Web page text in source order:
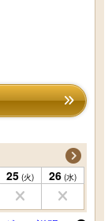
25 (火) 26 (水)